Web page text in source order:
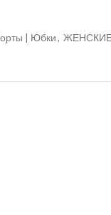
| Юбки,